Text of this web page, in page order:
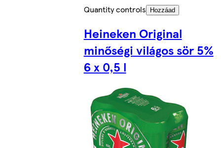
Quantity controls
Hozzáad
Heineken Original
minőségi világos sör 5%
6 x 0,5 l